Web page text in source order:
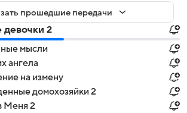
прошедшие передачи
девочки 2
мысли
ангела
на измену
домохозяйки 2
Меня 2